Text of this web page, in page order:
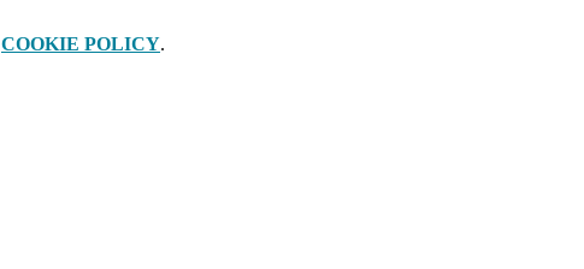
COOKIE POLICY.